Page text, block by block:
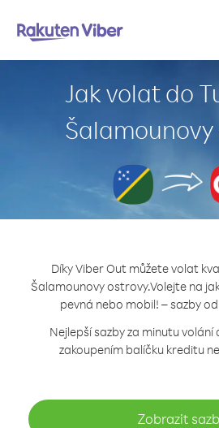
Jak volat do
Díky Viber Out můžete volat
Šalamounovy ostrovy.Volejte na
pevná nebo mobil! – sazby
Nejlepší sazby za minutu volání
zakoupením balíčku kreditu
Zobrazit